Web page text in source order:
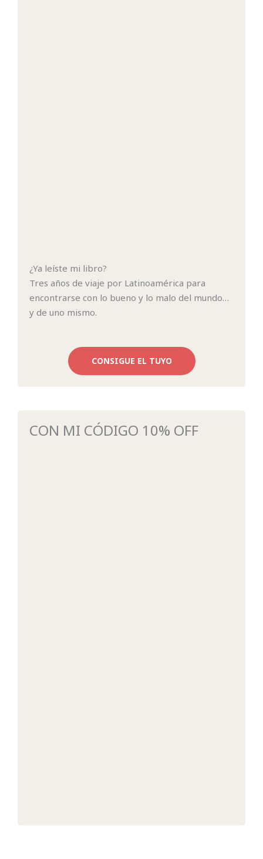
¿Ya leíste mi libro?
Tres años de viaje por Latinoamérica para
encontrarse con lo bueno y lo malo del mundo…
y de uno mismo.
CONSIGUE EL TUYO
CON MI CÓDIGO 10% OFF